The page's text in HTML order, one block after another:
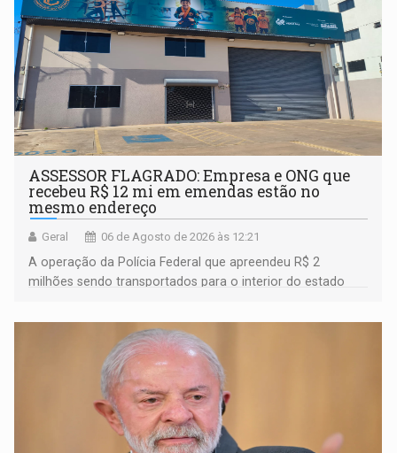
ASSESSOR FLAGRADO: Empresa e ONG que
recebeu R$ 12 mi em emendas estão no
mesmo endereço
Geral 06 de Agosto de 2026 às 12:21
A operação da Polícia Federal que apreendeu R$ 2
milhões sendo transportados para o interior do estado
ligação do suspeito com um deputado federal do União
Brasil por Rondônia